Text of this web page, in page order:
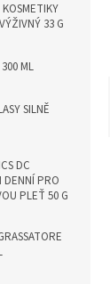
KOSMETIKY
33 G
ML
SILNĚ
DC
DENNÍ PRO
PLEŤ 50 G